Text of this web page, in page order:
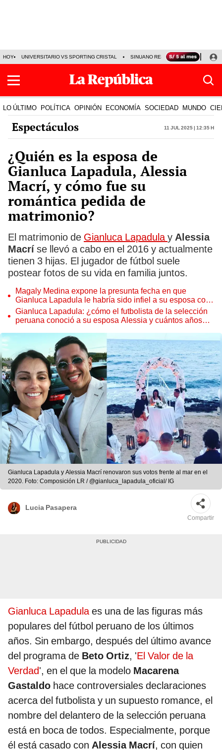
HOY UNIVERSITARIO VS SPORTING CRISTAL SINUANO RESULTADOS HOY
LO ÚLTIMO POLÍTICA OPINIÓN ECONOMÍA SOCIEDAD MUNDO
Espectáculos 11 Jul 2025 | 12:35 h
¿Quién es la esposa de
Gianluca Lapadula, Alessia
Macrí, y cómo fue su
romántica pedida de
matrimonio?
El matrimonio de Gianluca Lapadulay Alessia
Macrí se llevó a cabo en el 2016 y actualmente
tienen 3 hijas. El jugador de fútbol suele
postear fotos de su vida en familia juntos.
Magaly Medina expone la presunta fecha en que
Gianluca Lapadula le habría sido infiel a su esposa con
Macarena Gastaldo: "Clandestinos"
Gianluca Lapadula: ¿cómo el futbolista de la selección
peruana conoció a su esposa Alessia y cuántos años
Gianluca Lapadula y Alessia Macrí renovaron sus votos frente al mar en el
2020. Foto: Composición LR / @gianluca_lapadula_oficial/ IG
Lucia Pasapera
Compartir
Gianluca Lapadulaes una de las figuras más
populares del fútbol peruano de los últimos
años. Sin embargo, después del último avance
del programa de Beto Ortiz, 'El Valor de la
Verdad', en el que la modelo Macarena
Gastaldo hace controversiales declaraciones
acerca del futbolista y un supuesto romance, el
nombre del delantero de la selección peruana
está en boca de todos. Especialmente, porque
él está casado con Alessia Macrí, con quien